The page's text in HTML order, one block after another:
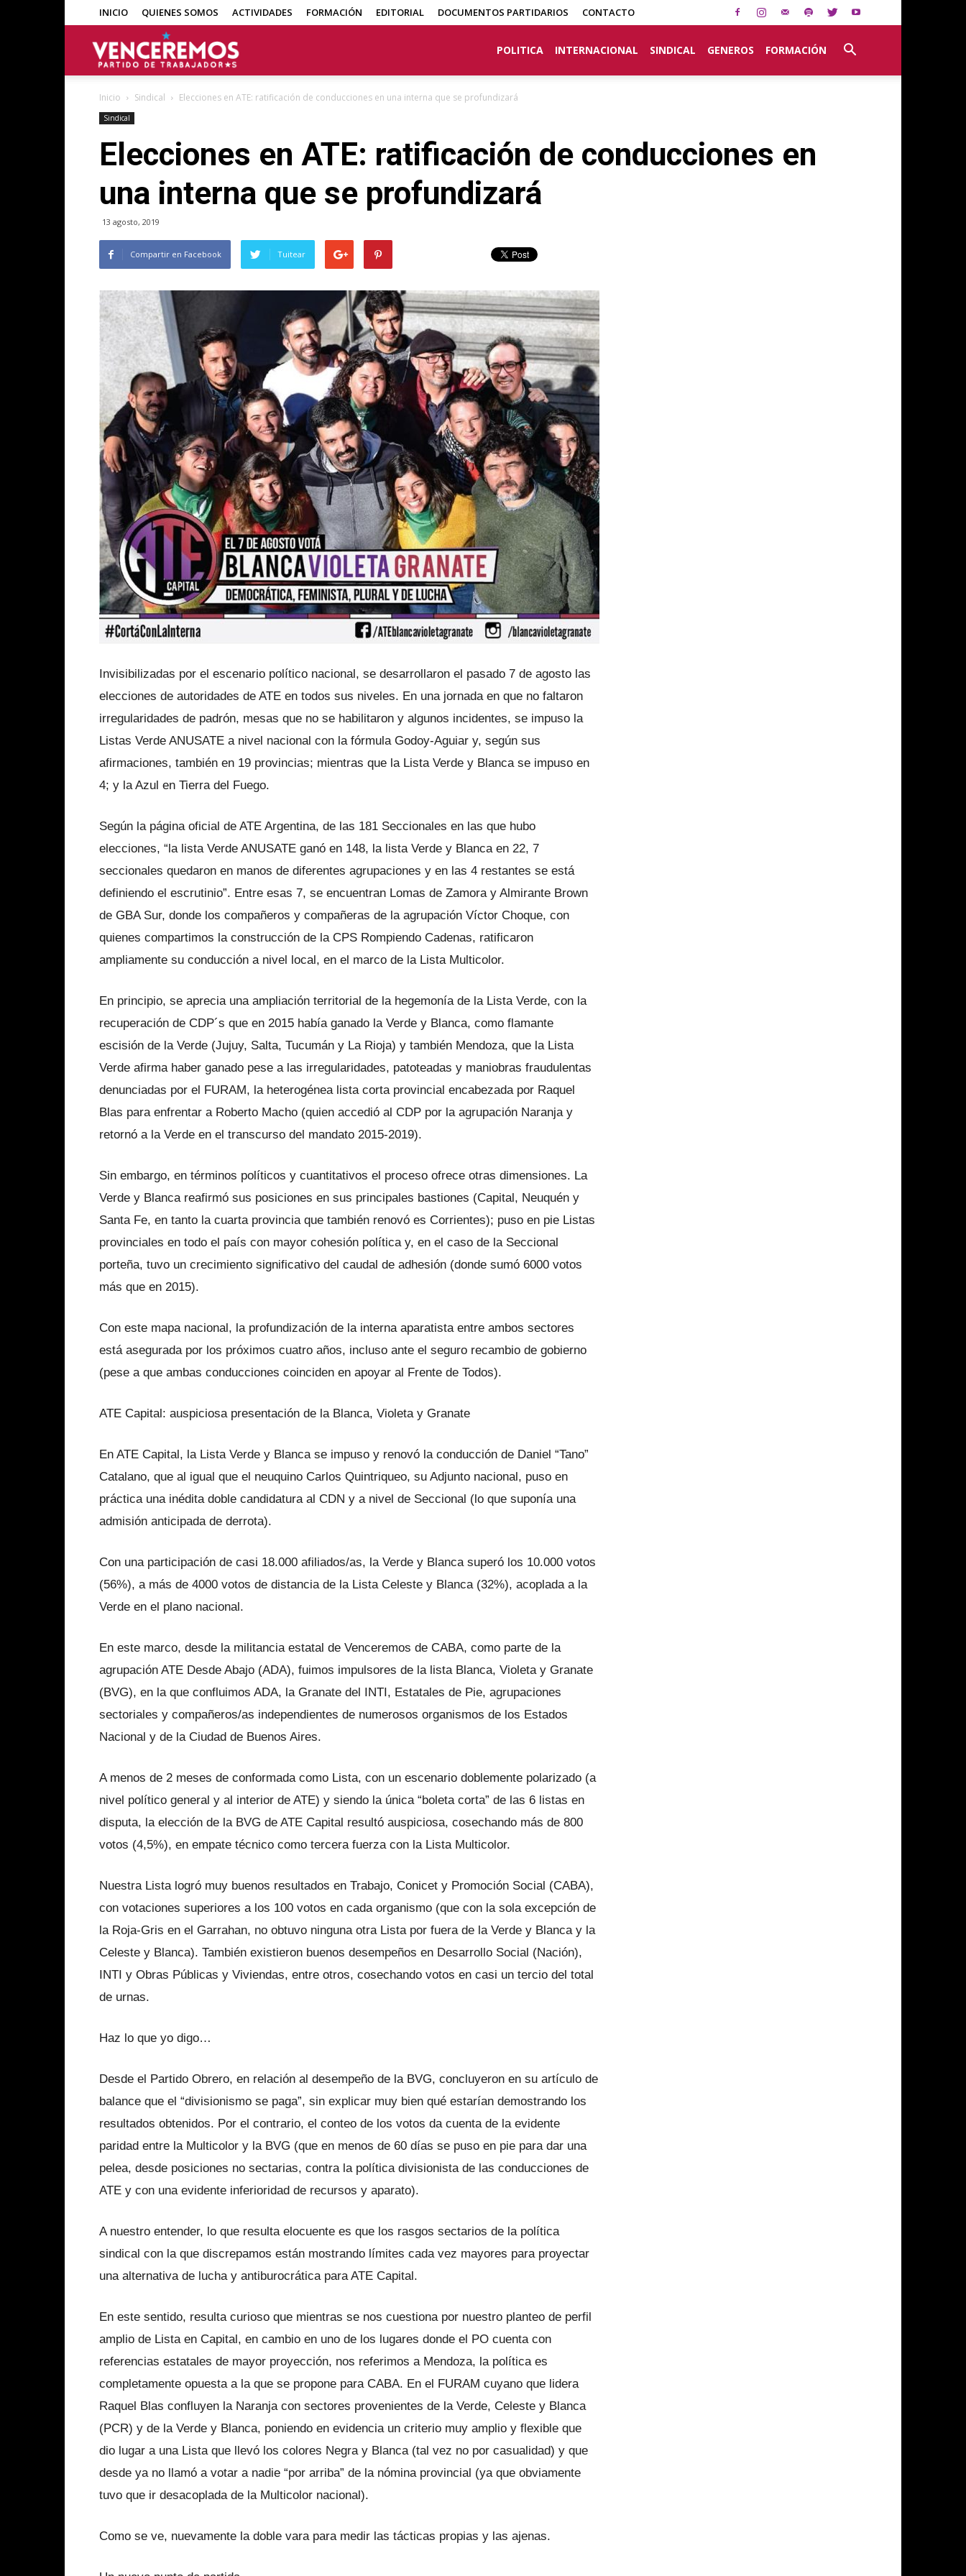
INICIO QUIENES SOMOS ACTIVIDADES FORMACIÓN EDITORIAL DOCUMENTOS PARTIDARIOS CONTACTO
POLITICA INTERNACIONAL SINDICAL GENEROS FORMACIÓN
Inicio Sindical Elecciones en ATE: ratificación de conducciones en una interna que se profundizará
Sindical
Elecciones en ATE: ratificación de conducciones en
una interna que se profundizará
13 agosto, 2019
Compartir en Facebook Tuitear
Invisibilizadas por el escenario político nacional, se desarrollaron el pasado 7 de agosto las
elecciones de autoridades de ATE en todos sus niveles. En una jornada en que no faltaron
irregularidades de padrón, mesas que no se habilitaron y algunos incidentes, se impuso la
Listas Verde ANUSATE a nivel nacional con la fórmula Godoy-Aguiar y, según sus
afirmaciones, también en 19 provincias; mientras que la Lista Verde y Blanca se impuso en
4; y la Azul en Tierra del Fuego.
Según la página oficial de ATE Argentina, de las 181 Seccionales en las que hubo
elecciones, “la lista Verde ANUSATE ganó en 148, la lista Verde y Blanca en 22, 7
seccionales quedaron en manos de diferentes agrupaciones y en las 4 restantes se está
definiendo el escrutinio”. Entre esas 7, se encuentran Lomas de Zamora y Almirante Brown
de GBA Sur, donde los compañeros y compañeras de la agrupación Víctor Choque, con
quienes compartimos la construcción de la CPS Rompiendo Cadenas, ratificaron
ampliamente su conducción a nivel local, en el marco de la Lista Multicolor.
En principio, se aprecia una ampliación territorial de la hegemonía de la Lista Verde, con la
recuperación de CDP´s que en 2015 había ganado la Verde y Blanca, como flamante
escisión de la Verde (Jujuy, Salta, Tucumán y La Rioja) y también Mendoza, que la Lista
Verde afirma haber ganado pese a las irregularidades, patoteadas y maniobras fraudulentas
denunciadas por el FURAM, la heterogénea lista corta provincial encabezada por Raquel
Blas para enfrentar a Roberto Macho (quien accedió al CDP por la agrupación Naranja y
retornó a la Verde en el transcurso del mandato 2015-2019).
Sin embargo, en términos políticos y cuantitativos el proceso ofrece otras dimensiones. La
Verde y Blanca reafirmó sus posiciones en sus principales bastiones (Capital, Neuquén y
Santa Fe, en tanto la cuarta provincia que también renovó es Corrientes); puso en pie Listas
provinciales en todo el país con mayor cohesión política y, en el caso de la Seccional
porteña, tuvo un crecimiento significativo del caudal de adhesión (donde sumó 6000 votos
más que en 2015).
Con este mapa nacional, la profundización de la interna aparatista entre ambos sectores
está asegurada por los próximos cuatro años, incluso ante el seguro recambio de gobierno
(pese a que ambas conducciones coinciden en apoyar al Frente de Todos).
ATE Capital: auspiciosa presentación de la Blanca, Violeta y Granate
En ATE Capital, la Lista Verde y Blanca se impuso y renovó la conducción de Daniel “Tano”
Catalano, que al igual que el neuquino Carlos Quintriqueo, su Adjunto nacional, puso en
práctica una inédita doble candidatura al CDN y a nivel de Seccional (lo que suponía una
admisión anticipada de derrota).
Con una participación de casi 18.000 afiliados/as, la Verde y Blanca superó los 10.000 votos
(56%), a más de 4000 votos de distancia de la Lista Celeste y Blanca (32%), acoplada a la
Verde en el plano nacional.
En este marco, desde la militancia estatal de Venceremos de CABA, como parte de la
agrupación ATE Desde Abajo (ADA), fuimos impulsores de la lista Blanca, Violeta y Granate
(BVG), en la que confluimos ADA, la Granate del INTI, Estatales de Pie, agrupaciones
sectoriales y compañeros/as independientes de numerosos organismos de los Estados
Nacional y de la Ciudad de Buenos Aires.
A menos de 2 meses de conformada como Lista, con un escenario doblemente polarizado (a
nivel político general y al interior de ATE) y siendo la única “boleta corta” de las 6 listas en
disputa, la elección de la BVG de ATE Capital resultó auspiciosa, cosechando más de 800
votos (4,5%), en empate técnico como tercera fuerza con la Lista Multicolor.
Nuestra Lista logró muy buenos resultados en Trabajo, Conicet y Promoción Social (CABA),
con votaciones superiores a los 100 votos en cada organismo (que con la sola excepción de
la Roja-Gris en el Garrahan, no obtuvo ninguna otra Lista por fuera de la Verde y Blanca y la
Celeste y Blanca). También existieron buenos desempeños en Desarrollo Social (Nación),
INTI y Obras Públicas y Viviendas, entre otros, cosechando votos en casi un tercio del total
de urnas.
Haz lo que yo digo…
Desde el Partido Obrero, en relación al desempeño de la BVG, concluyeron en su artículo de
balance que el “divisionismo se paga”, sin explicar muy bien qué estarían demostrando los
resultados obtenidos. Por el contrario, el conteo de los votos da cuenta de la evidente
paridad entre la Multicolor y la BVG (que en menos de 60 días se puso en pie para dar una
pelea, desde posiciones no sectarias, contra la política divisionista de las conducciones de
ATE y con una evidente inferioridad de recursos y aparato).
A nuestro entender, lo que resulta elocuente es que los rasgos sectarios de la política
sindical con la que discrepamos están mostrando límites cada vez mayores para proyectar
una alternativa de lucha y antiburocrática para ATE Capital.
En este sentido, resulta curioso que mientras se nos cuestiona por nuestro planteo de perfil
amplio de Lista en Capital, en cambio en uno de los lugares donde el PO cuenta con
referencias estatales de mayor proyección, nos referimos a Mendoza, la política es
completamente opuesta a la que se propone para CABA. En el FURAM cuyano que lidera
Raquel Blas confluyen la Naranja con sectores provenientes de la Verde, Celeste y Blanca
(PCR) y de la Verde y Blanca, poniendo en evidencia un criterio muy amplio y flexible que
dio lugar a una Lista que llevó los colores Negra y Blanca (tal vez no por casualidad) y que
desde ya no llamó a votar a nadie “por arriba” de la nómina provincial (ya que obviamente
tuvo que ir desacoplada de la Multicolor nacional).
Como se ve, nuevamente la doble vara para medir las tácticas propias y las ajenas.